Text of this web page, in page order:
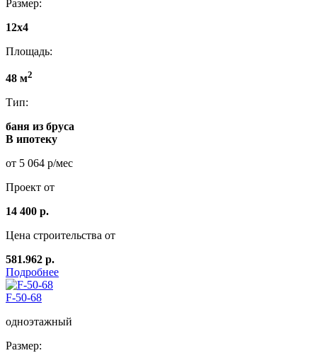
Размер:
12x4
Площадь:
48 м2
Тип:
баня из бруса
В ипотеку
от 5 064 р/мес
Проект от
14 400 р.
Цена строительства от
581.962 р.
Подробнее
F-50-68
одноэтажный
Размер: